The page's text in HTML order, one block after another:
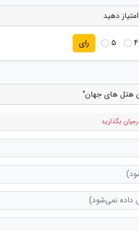
دهید
4
5 رای
هتل های جهان"
بگذارید